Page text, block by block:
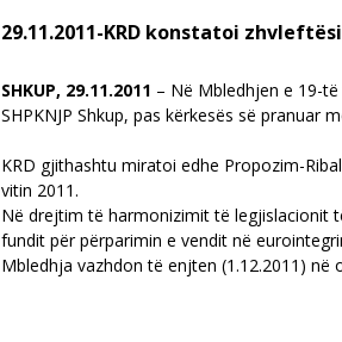
29.11.2011-KRD konstatoi
SHKUP, 29.11.2011 – Në Mbledhjen e 19-
SHPKNJP Shkup, pas kërkesës së pranuar
KRD gjithashtu miratoi edhe Propozim-
vitin 2011.
Në drejtim të harmonizimit të legjislacionit
fundit për përparimin e vendit në
Mbledhja vazhdon të enjten (1.12.2011) në